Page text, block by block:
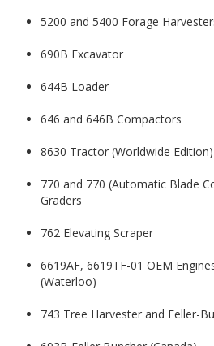
5200 and 5400 Forage
690B Excavator
644B Loader
646 and 646B Compactors
8630 Tractor (Worldwide Edition)
770 and 770 (Automatic Blade
Graders
762 Elevating Scraper
6619AF, 6619TF-01 OEM
(Waterloo)
743 Tree Harvester and Feller-